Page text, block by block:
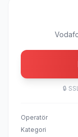
🔒
Operatör
Kategori